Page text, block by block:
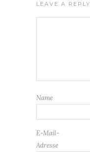
LEAVE A REPLY
Name
E-Mail-
Adresse